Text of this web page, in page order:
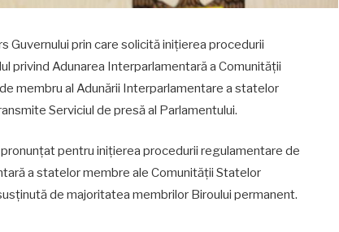
Guvernului prin care solicită inițierea procedurii
privind Adunarea Interparlamentară a Comunității
membru al Adunării Interparlamentare a statelor
Serviciul de presă al Parlamentului.
pentru inițierea procedurii regulamentare de
a statelor membre ale Comunității Statelor
de majoritatea membrilor Biroului permanent.